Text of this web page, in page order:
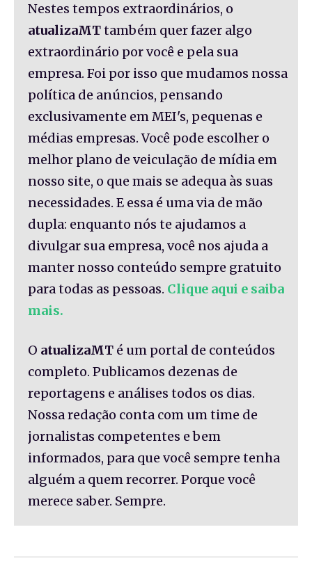
Nestes tempos extraordinários, o
atualizaMTtambém quer fazer algo
extraordinário por você e pela sua
empresa. Foi por isso que mudamos nossa
política de anúncios, pensando
exclusivamente em MEI's, pequenas e
médias empresas. Você pode escolher o
melhor plano de veiculação de mídia em
nosso site, o que mais se adequa às suas
necessidades. E essa é uma via de mão
dupla: enquanto nós te ajudamos a
divulgar sua empresa, você nos ajuda a
manter nosso conteúdo sempre gratuito
para todas as pessoas. Clique aqui e saiba
mais.
O atualizaMT é um portal de conteúdos
completo. Publicamos dezenas de
reportagens e análises todos os dias.
Nossa redação conta com um time de
jornalistas competentes e bem
informados, para que você sempre tenha
alguém a quem recorrer. Porque você
merece saber. Sempre.